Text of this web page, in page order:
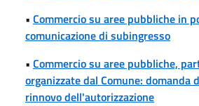
• Commercio su aree pubbliche in
comunicazione di subingresso
• Commercio su aree pubbliche,
organizzate dal Comune: domanda
rinnovo dell'autorizzazione